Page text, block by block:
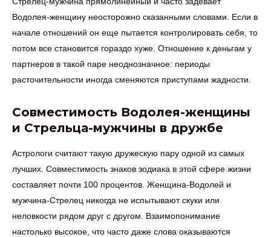
Водолея-женщину неосторожно сказанными словами. Если в
начале отношений он еще пытается контролировать себя, то
потом все становится гораздо хуже. Отношение к деньгам у
партнеров в такой паре неоднозначное: периоды
расточительности иногда сменяются приступами жадности.
Совместимость Водолея-женщины
и Стрельца-мужчины в дружбе
Астрологи считают такую дружескую пару одной из самых
лучших. Совместимость знаков зодиака в этой сфере жизни
составляет почти 100 процентов. Женщина-Водолей и
мужчина-Стрелец никогда не испытывают скуки или
неловкости рядом друг с другом. Взаимопонимание
настолько высокое, что часто даже слова оказываются